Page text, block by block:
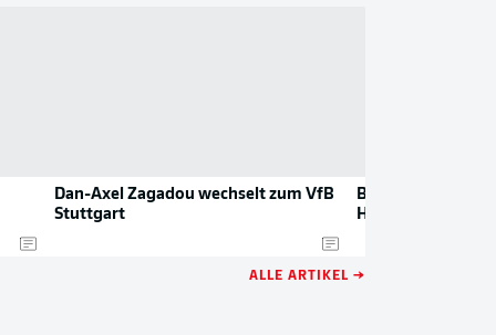
Dan-Axel Zagadou wechselt zum VfB
Stuttgart
BVB: Zagadou
Hoffnung bei
ALLE ARTIKEL →